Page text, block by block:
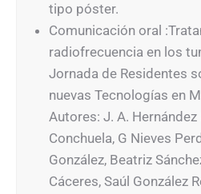
tipo póster.
Comunicación oral
radiofrecuencia en los
Jornada de Residentes
nuevas Tecnologías en
Autores: J. A. Hernández
Conchuela, G Nieves
González, Beatriz
Cáceres, Saúl González